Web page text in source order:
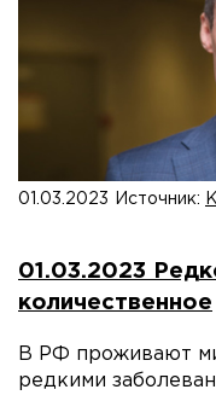
01.03.2023 Источник:
01.03.2023
количественное
В РФ проживают
редкими